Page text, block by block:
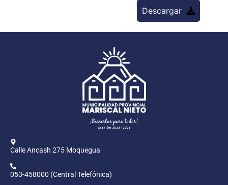
Descargar
Calle Ancash 275 Moquegua
053-458000 (Central Telefónica)